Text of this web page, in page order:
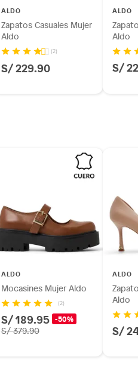
ALDO
Zapatos Casuales Mujer
Aldo
(2)
S/ 229.90
ALDO
Aldo
S/
ALDO
Mocasines Mujer Aldo
(2)
S/ 189.95 -50%
S/ 379.90
ALDO
Aldo
S/